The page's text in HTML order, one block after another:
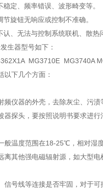
定、频率错误、波形畸变等。
旋钮无响应或控制不准确。
、无法与控制系统联机、散热
生器型号如下：
MG3710E MG3740A
以下几个方面：
仪器的外壳，去除灰尘、污渍
器探头，要按照说明书要求进
般温度范围在18-25℃，相对湿
其他强电磁辐射源，如大型电
信号线等连接是否牢固，对于